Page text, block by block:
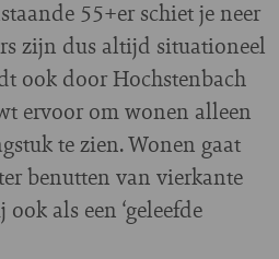
55+er schiet je neer
zijn dus altijd situationeel
ook door Hochstenbach
ervoor om wonen alleen
te zien. Wonen gaat
benutten van vierkante
als een ‘geleefde